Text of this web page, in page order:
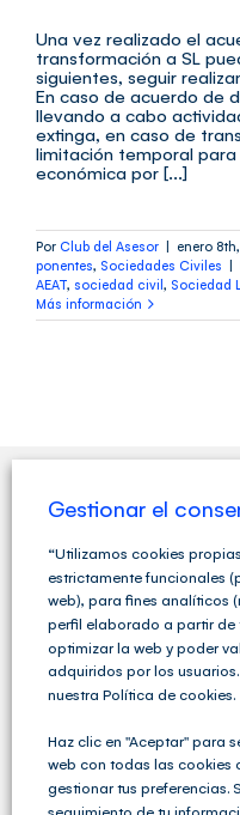
Una vez realizado el
transformación a SL
siguientes, seguir
En caso de acuerdo de
llevando a cabo
extinga, en caso de
limitación temporal
económica por [...]
Por Club del Asesor | enero
ponentes, Sociedades Civiles |
AEAT, sociedad civil, Sociedad
Más información
Gestionar el
“Utilizamos cookies
estrictamente funcionales
web), para fines analíticos
perfil elaborado a partir de
optimizar la web y poder
adquiridos por los
nuestra Política de cookies.
Haz clic en "Aceptar" para
web con todas las cookies
gestionar tus preferencias.
seguimiento de tu